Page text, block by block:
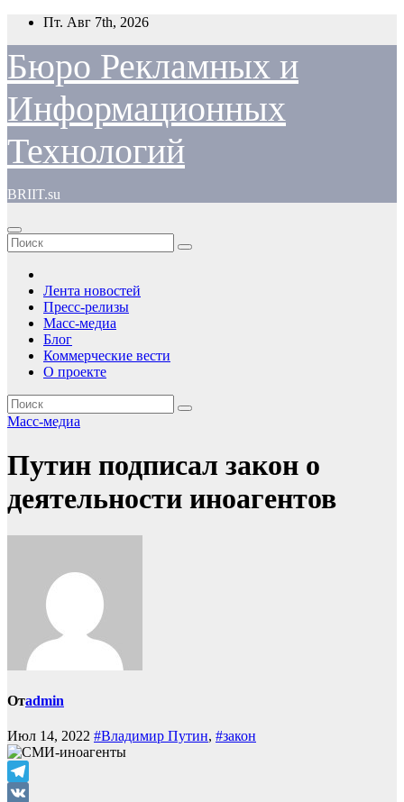
Перейти
содержимому
Пт. Авг 7th, 2026
Бюро Рекламных и
Информационных
Технологий
BRIIT.su
Лента новостей
Пресс-релизы
Масс-медиа
Блог
Коммерческие вести
О проекте
Масс-медиа
Путин подписал закон о
деятельности иноагентов
Отadmin
Июл 14, 2022 #Владимир Путин, #закон
Telegram